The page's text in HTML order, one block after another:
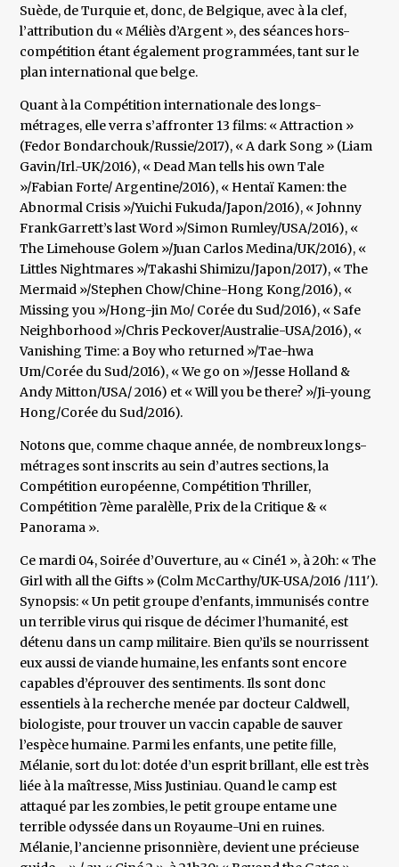
Suède, de Turquie et, donc, de Belgique, avec à la clef,
l’attribution du « Méliès d’Argent », des séances hors-
compétition étant également programmées, tant sur le
plan international que belge.
Quant à la Compétition internationale des longs-
métrages, elle verra s’affronter 13 films: « Attraction »
(Fedor Bondarchouk/Russie/2017), « A dark Song » (Liam
Gavin/Irl.-UK/2016), « Dead Man tells his own Tale
»/Fabian Forte/ Argentine/2016), « Hentaï Kamen: the
Abnormal Crisis »/Yuichi Fukuda/Japon/2016), « Johnny
FrankGarrett’s last Word »/Simon Rumley/USA/2016), «
The Limehouse Golem »/Juan Carlos Medina/UK/2016), «
Littles Nightmares »/Takashi Shimizu/Japon/2017), « The
Mermaid »/Stephen Chow/Chine-Hong Kong/2016), «
Missing you »/Hong-jin Mo/ Corée du Sud/2016), « Safe
Neighborhood »/Chris Peckover/Australie-USA/2016), «
Vanishing Time: a Boy who returned »/Tae-hwa
Um/Corée du Sud/2016), « We go on »/Jesse Holland &
Andy Mitton/USA/ 2016) et « Will you be there? »/Ji-young
Hong/Corée du Sud/2016).
Notons que, comme chaque année, de nombreux longs-
métrages sont inscrits au sein d’autres sections, la
Compétition européenne, Compétition Thriller,
Compétition 7ème paralèlle, Prix de la Critique & «
Panorama ».
Ce mardi 04, Soirée d’Ouverture, au « Ciné1 », à 20h: « The
Girl with all the Gifts » (Colm McCarthy/UK-USA/2016 /111′).
Synopsis: « Un petit groupe d’enfants, immunisés contre
un terrible virus qui risque de décimer l’humanité, est
détenu dans un camp militaire. Bien qu’ils se nourrissent
eux aussi de viande humaine, les enfants sont encore
capables d’éprouver des sentiments. Ils sont donc
essentiels à la recherche menée par docteur Caldwell,
biologiste, pour trouver un vaccin capable de sauver
l’espèce humaine. Parmi les enfants, une petite fille,
Mélanie, sort du lot: dotée d’un esprit brillant, elle est très
liée à la maîtresse, Miss Justiniau. Quand le camp est
attaqué par les zombies, le petit groupe entame une
terrible odyssée dans un Royaume-Uni en ruines.
Mélanie, l’ancienne prisonnière, devient une précieuse